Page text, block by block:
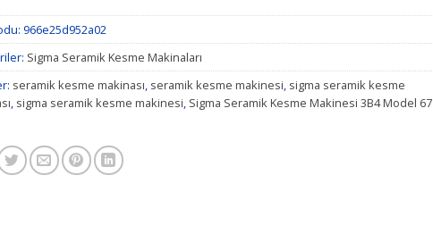
966e25d952a02
Sigma Seramik Kesme Makinaları
seramik kesme makinası, seramik kesme makinesi, sigma seramik kesme
, sigma seramik kesme makinesi, Sigma Seramik Kesme Makinesi 3B4 Model 67